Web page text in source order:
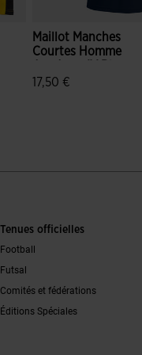
Maillot Manches
Courtes Homme
Marine Rouge
17,50 €
Tenues officielles
Football
Futsal
Comités et fédérations
Éditions Spéciales